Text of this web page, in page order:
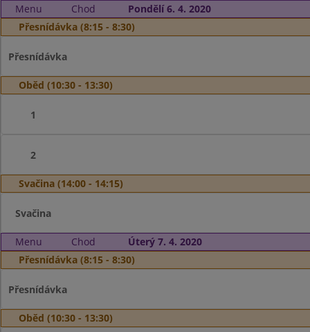
Menu Chod
Pondělí 6. 4. 2020
Přesnídávka (8:15 - 8:30)
Přesnídávka
Oběd (10:30 - 13:30)
1
2
Svačina (14:00 - 14:15)
Svačina
Menu Chod
Úterý 7. 4. 2020
Přesnídávka (8:15 - 8:30)
Přesnídávka
Oběd (10:30 - 13:30)